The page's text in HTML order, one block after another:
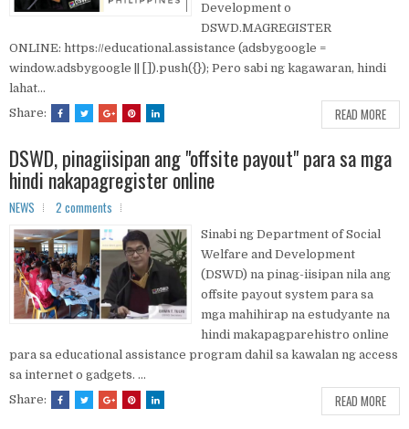
Development o
DSWD.MAGREGISTER
ONLINE: https://educational.assistance (adsbygoogle =
window.adsbygoogle || []).push({}); Pero sabi ng kagawaran, hindi
lahat...
Share:
READ MORE
DSWD, pinagiisipan ang "offsite payout" para sa mga
hindi nakapagregister online
NEWS 2 comments
Sinabi ng Department of Social
Welfare and Development
(DSWD) na pinag-iisipan nila ang
offsite payout system para sa
mga mahihirap na estudyante na
hindi makapagparehistro online
para sa educational assistance program dahil sa kawalan ng access
sa internet o gadgets. ...
Share:
READ MORE